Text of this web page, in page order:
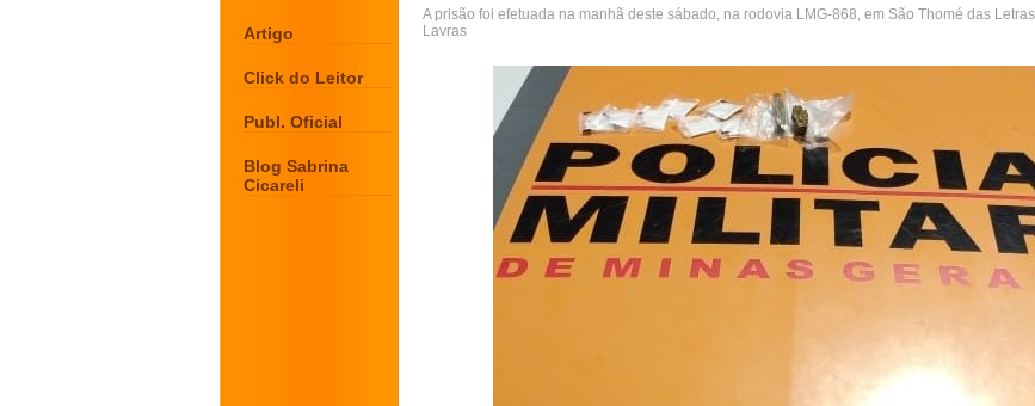
Artigo
Click do Leitor
Publ. Oficial
Blog Sabrina
Cicareli
A prisão foi efetuada na manhã deste sábado, na rodovia LMG-868, em São Thomé das
Lavras